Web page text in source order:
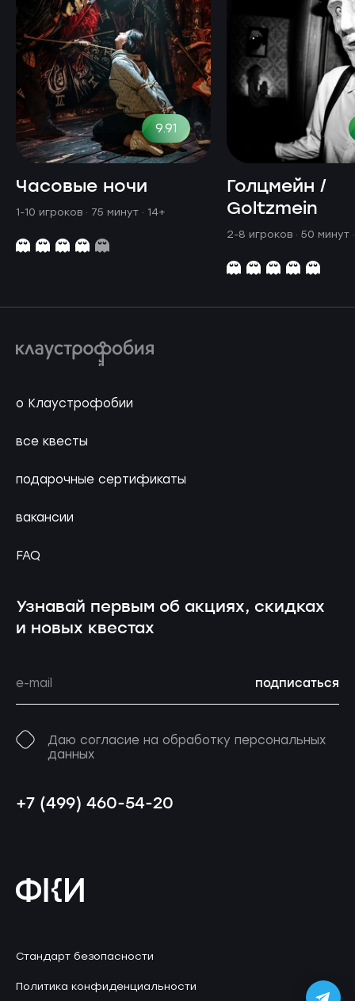
9.91
Часовые ночи
1-10 игроков · 75 минут · 14+
Голцмейн /
Goltzmein
2-8 игроков · 50 минут
о Клаустрофобии
все квесты
подарочные сертификаты
вакансии
FAQ
Узнавай первым об акциях, скидках
и новых квестах
подписаться
Даю согласие на обработку персональных
данных
+7 (499) 460-54-20
Стандарт безопасности
Политика конфиденциальности